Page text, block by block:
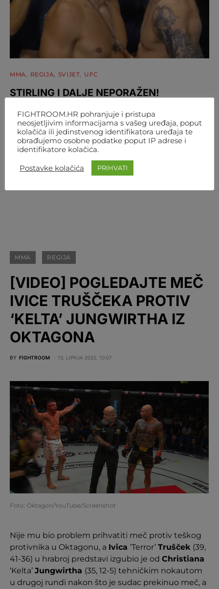
MMA REGIJA SVIJET UFC
STIRLING I DALJE NEPORAŽEN!
RUNDI
Navajo Stirling je u beogradskoj areni pokazao da spada u
sam vrh poluteške kategorije. U prvoj rundi je…
MMA REGIJA
[VIDEO] POGLEDAJTE MEČ
IVICE TRUŠČEKA PROTIV
‘KELTA’ JUNGWIRTHA IZ
OKTAGONA
BY FIGHTROOM 13. LIPNJA 2022. 10:07
Foto: Oktagon/YouTube/Screenshot
Nije mu bio problem prihvatiti meč protiv teškog
protivnika u Oktagonu, a Ivica ‘Terror’ Trušček (39,
41-36) u hrabroj predstavi izgubio je od Christiana
‘Kelta’ Jungwirtha (35, 12-5) tehničkim nokautom
u drugoj rundi nakon što je sudac prekinuo meč, a
FIGHTROOM.HR pohranjuje i pristupa
neosjetljivim informacijama s vašeg uređaja, poput
kolačića ili jedinstvenog identifikatora uređaja te
obrađujemo osobne podatke poput IP adrese i
identifikatore kolačića.
Postavke kolačića PRIHVATI